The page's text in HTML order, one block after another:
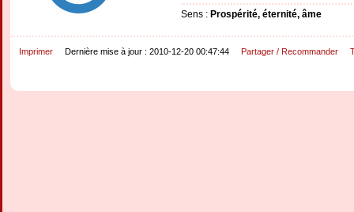
Sens : Prospérité, éternité, âme
Imprimer Dernière mise à jour : 2010-12-20 00:47:44 Partager / Recommander